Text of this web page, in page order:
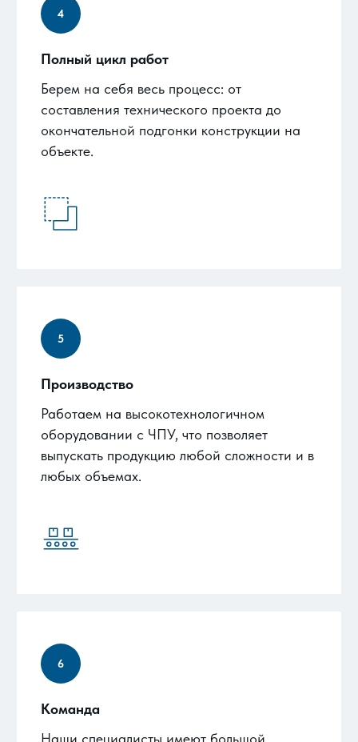
Полный цикл работ
Берем на себя весь процесс: от
составления технического проекта до
окончательной подгонки конструкции на
объекте.
Производство
Работаем на высокотехнологичном
оборудовании с ЧПУ, что позволяет
выпускать продукцию любой сложности и в
любых объемах.
Команда
Наши специалисты имеют большой